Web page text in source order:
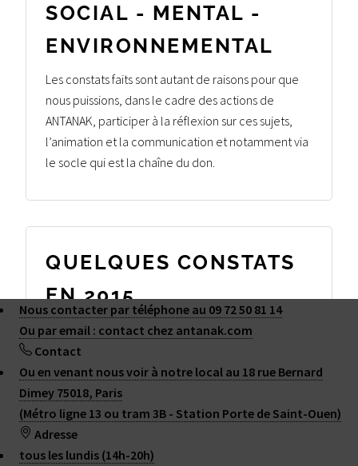
SOCIAL - MENTAL -
ENVIRONNEMENTAL
Les constats faits sont autant de raisons pour que
nous puissions, dans le cadre des actions de
ANTANAK, participer à la réflexion sur ces sujets,
l’animation et la communication et notamment via
le socle qui est la chaîne du don.
QUELQUES CONSTATS
EN 2015
quand on crée l’association ANTANAK ...
2015 - 2026 ANTANAK
Plan du site|Contact|RSS 2.0
Nous contacter par téléphone au 09 72 50 81 14
Ou par email : contact chez antanak.com
Contact
Ou en venant nous voir à notre local au 18 rue Bernard
Dimey 75018, Paris
(Métro ligne 13 ou tram 3B - Station Porte de Saint-Ouen)
Adresse
tous les lundis (14h-20h)